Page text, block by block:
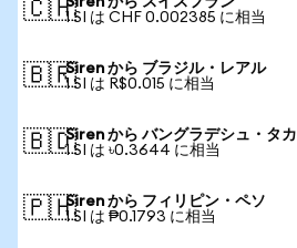
🇨🇭1 SI は CHF 0.002385 に相当
🇧🇷Siren から ブラジル・レアル
1 SI は R$0.015 に相当
🇧🇩Siren から バングラデシュ・タカ
1 SI は ৳0.3644 に相当
🇵🇭Siren から フィリピン・ペソ
1 SI は ₱0.1793 に相当